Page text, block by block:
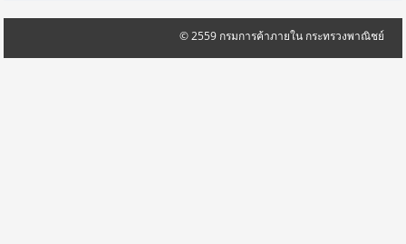
© 2559 กรมการค้าภายใน กระทรวงพาณิชย์